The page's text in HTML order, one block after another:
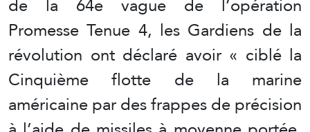
Promesse Tenue 4, les Gardiens de la
révolution ont déclaré avoir « ciblé la
Cinquième flotte de la marine
américaine par des frappes de précision